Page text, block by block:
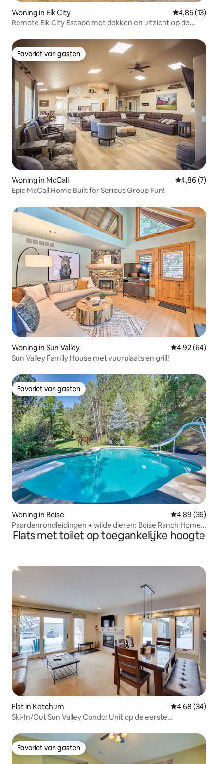
Woning in Elk City Gemiddelde
4,85 (13)
Remote Elk City Escape met dekken en uitzicht op de
Favoriet van gasten
Favoriet van gasten
Woning in McCall Gemiddelde
4,86 (7)
Epic McCall Home Built for Serious Group Fun!
Woning in Sun Valley Gemiddelde
4,92 (64)
Sun Valley Family House met vuurplaats en grill!
Favoriet van gasten
Favoriet van gasten
Woning in Boise Gemiddelde
4,89 (36)
Paardenrondleidingen + wilde dieren: Boise Ranch Home
met zwembad!
Flats met toilet op toegankelijke hoogte
Flat in Ketchum Gemiddelde
4,68 (34)
Ski-In/Out Sun Valley Condo: Unit op de eerste
Favoriet van gasten
Favoriet van gasten